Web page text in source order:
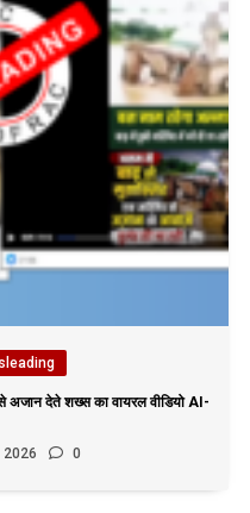
अजान देते शख्स का वायरल वीडियो AI-
2026 0